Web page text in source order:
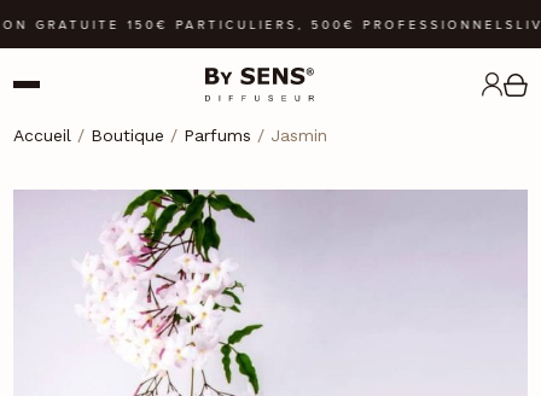
GRATUITE 150€ PARTICULIERS, 500€ PROFESSIONNELS
Accueil / Boutique / Parfums / Jasmin